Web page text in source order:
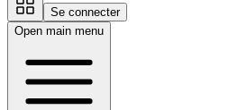
Se connecter
Open main menu